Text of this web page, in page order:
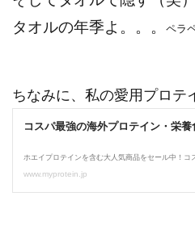
タオルの年季よ。。。
ペラ
ちなみに、私の愛用プロテ